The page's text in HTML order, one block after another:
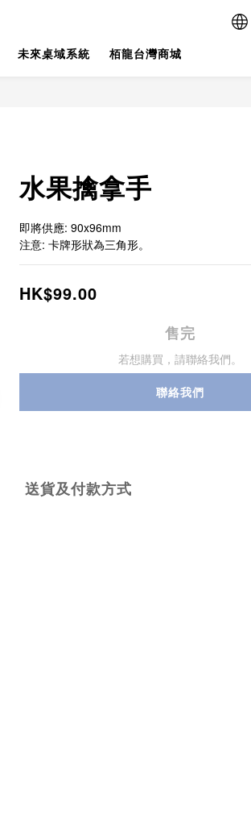
未來桌域系統 栢龍台灣商城
水果擒拿手
即將供應: 90x96mm
注意: 卡牌形狀為三角形。
HK$99.00
售完
若想購買，請聯絡我們。
聯絡我們
送貨及付款方式